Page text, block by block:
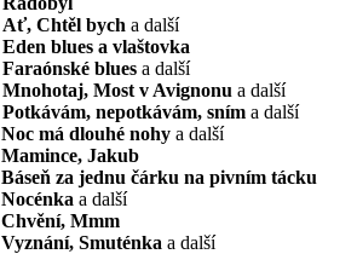
Ať, Chtěl bych a další
Eden blues a vlaštovka
Faraónské blues a další
Mnohotaj, Most v Avignonu a další
Potkávám, nepotkávám, sním a další
Noc má dlouhé nohy a další
Mamince, Jakub
Báseň za jednu čárku na pivním tácku
Nocénka a další
Chvění, Mmm
Vyznání, Smuténka a další